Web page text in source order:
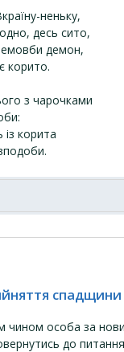
неньку,
десь сито,
демон,
корито.
з чарочками
корита
спадщини
чином особа за
до